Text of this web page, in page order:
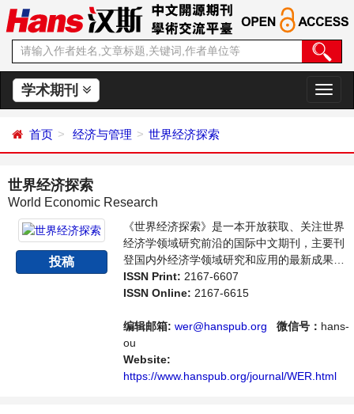
学术期刊
切
换
首页 经济与管理 世界经济探索
世界经济探索
World Economic Research
投稿
《世界经济探索》是一本开放获取、关注世界
经济学领域研究前沿的国际中文期刊，主要刊
登国内外经济学领域研究和应用的最新成果介
绍、学者讨论、某一领域的研究进展和专业评
论等多方面的学术论文和最新进展评述。旨在
一个传播、分享和讨论世界经济领域内不同方
向问题与发展的交流平台。
ISSN Print: 2167-6607
ISSN Online: 2167-6615
编辑邮箱: wer@hanspub.org 微信号： hans-
ou
Website:
https://www.hanspub.org/journal/WER.html